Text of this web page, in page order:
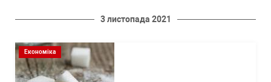
3 листопада 2021
Економіка